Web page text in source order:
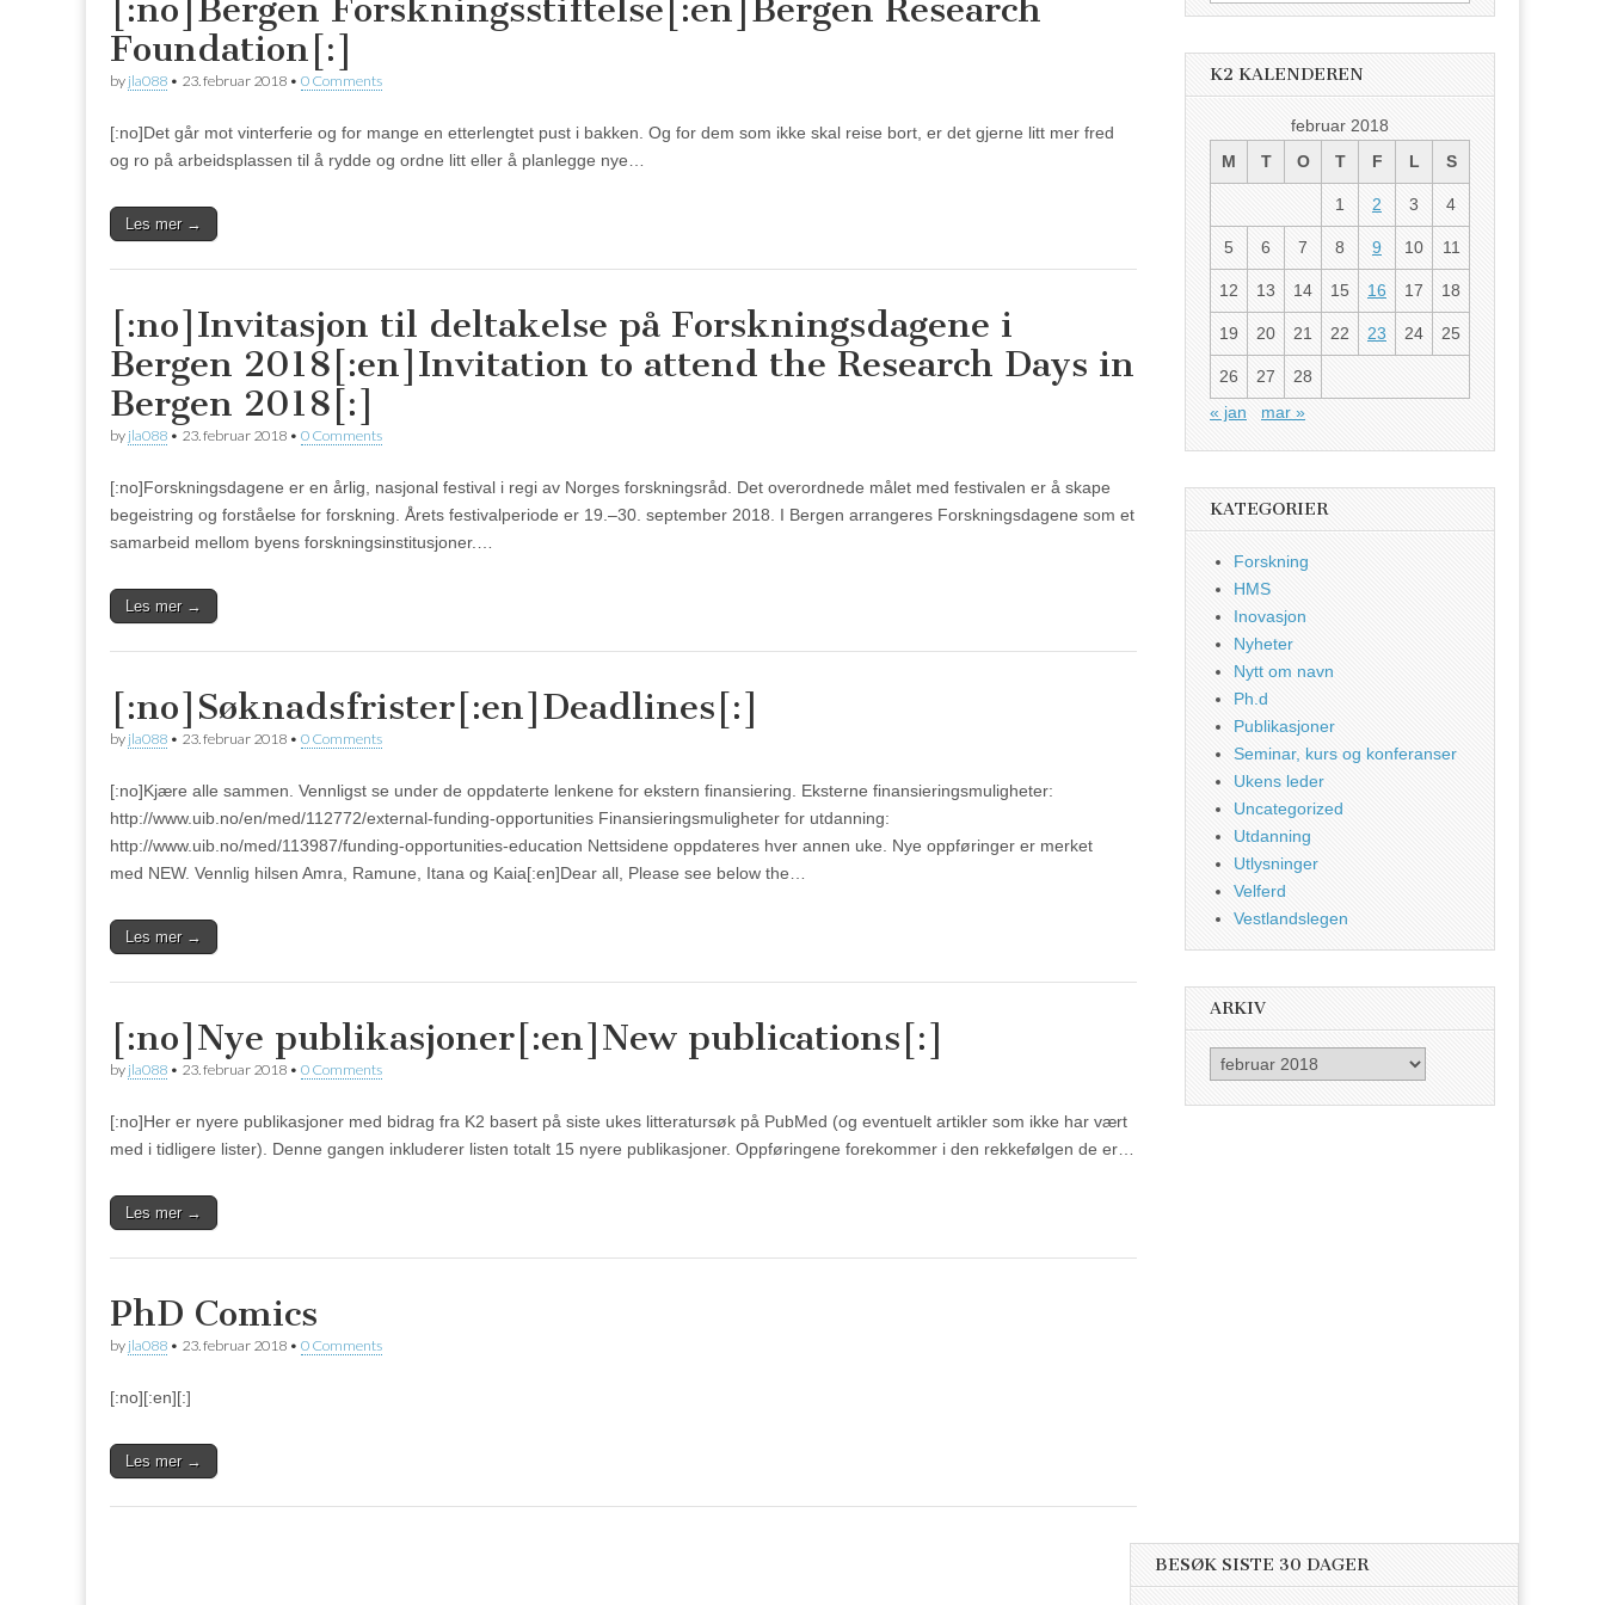
[:no]Bergen Forskningsstiftelse[:en]Bergen Research
Foundation[:]
by jla088 • 23. februar 2018 • 0 Comments
[:no]Det går mot vinterferie og for mange en etterlengtet pust i bakken. Og for dem som ikke skal reise bort, er det gjerne litt mer fred
og ro på arbeidsplassen til å rydde og ordne litt eller å planlegge nye…
Les mer →
[:no]Invitasjon til deltakelse på Forskningsdagene i
Bergen 2018[:en]Invitation to attend the Research Days in
Bergen 2018[:]
by jla088 • 23. februar 2018 • 0 Comments
[:no]Forskningsdagene er en årlig, nasjonal festival i regi av Norges forskningsråd. Det overordnede målet med festivalen er å skape
begeistring og forståelse for forskning. Årets festivalperiode er 19.–30. september 2018. I Bergen arrangeres Forskningsdagene som et
samarbeid mellom byens forskningsinstitusjoner.…
Les mer →
[:no]Søknadsfrister[:en]Deadlines[:]
by jla088 • 23. februar 2018 • 0 Comments
[:no]Kjære alle sammen. Vennligst se under de oppdaterte lenkene for ekstern finansiering. Eksterne finansieringsmuligheter:
http://www.uib.no/en/med/112772/external-funding-opportunities Finansieringsmuligheter for utdanning:
http://www.uib.no/med/113987/funding-opportunities-education Nettsidene oppdateres hver annen uke. Nye oppføringer er merket
med NEW. Vennlig hilsen Amra, Ramune, Itana og Kaia[:en]Dear all, Please see below the…
Les mer →
[:no]Nye publikasjoner[:en]New publications[:]
by jla088 • 23. februar 2018 • 0 Comments
[:no]Her er nyere publikasjoner med bidrag fra K2 basert på siste ukes litteratursøk på PubMed (og eventuelt artikler som ikke har vært
med i tidligere lister). Denne gangen inkluderer listen totalt 15 nyere publikasjoner. Oppføringene forekommer i den rekkefølgen de er…
Les mer →
PhD Comics
by jla088 • 23. februar 2018 • 0 Comments
[:no][:en][:]
Les mer →
K2 KALENDEREN
februar 2018
M
T O T F L S
1 2 3 4
5 6 7 8 9 10 11
12 13 14 15 16 17 18
19 20 21 22 23 24 25
26 27
28
« jan
mar »
KATEGORIER
Forskning
HMS
Inovasjon
Nyheter
Nytt om navn
Ph.d
Publikasjoner
Seminar, kurs og konferanser
Ukens leder
Uncategorized
Utdanning
Utlysninger
Velferd
Vestlandslegen
ARKIV
Arkiv
BESØK SISTE 30 DAGER